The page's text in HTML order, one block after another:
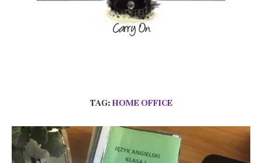
TAG: HOME OFFICE